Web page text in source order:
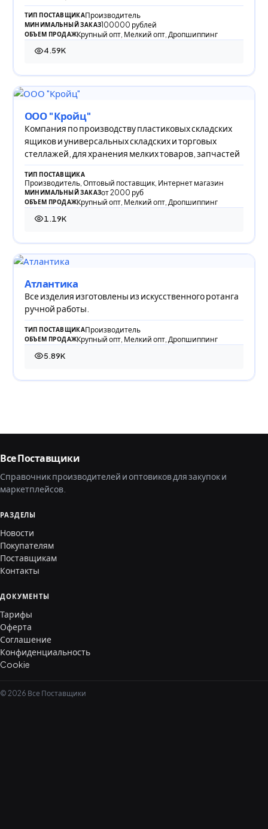
ТИП ПОСТАВЩИКАПроизводитель
МИНИМАЛЬНЫЙ ЗАКАЗ100000 рублей
ОБЪЕМ ПРОДАЖКрупный опт, Мелкий опт, Дропшиппинг
4.59K
4 587 просмотров
ООО "Кройц"
Компания по производству пластиковых складских
ящиков и универсальных складских и торговых
стеллажей, для хранения мелких товаров, запчастей
ТИП ПОСТАВЩИКА
Производитель, Оптовый поставщик, Интернет магазин
МИНИМАЛЬНЫЙ ЗАКАЗот 2000 руб
ОБЪЕМ ПРОДАЖКрупный опт, Мелкий опт, Дропшиппинг
1.19K
1 187 просмотров
Атлантика
Все изделия изготовлены из искусственного ротанга
ручной работы.
ТИП ПОСТАВЩИКАПроизводитель
ОБЪЕМ ПРОДАЖКрупный опт, Мелкий опт, Дропшиппинг
5.89K
5 885 просмотров
Все Поставщики
Справочник производителей и оптовиков для закупок и
маркетплейсов.
РАЗДЕЛЫ
Новости
Покупателям
Поставщикам
Контакты
ДОКУМЕНТЫ
Тарифы
Оферта
Соглашение
Конфиденциальность
Cookie
© 2026 Все Поставщики